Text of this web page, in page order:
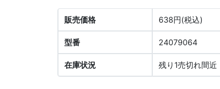
販売価格 638円(税込)
型番 24079064
在庫状況 残り1売切れ間近